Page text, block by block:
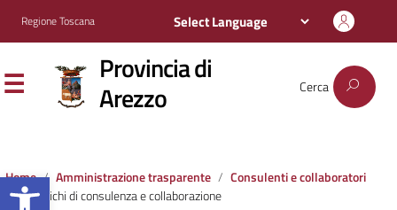
Apri la barra degli strumenti
Regione Toscana
Provincia di
Arezzo Cerca
Home Amministrazione trasparente
Consulenti e collaboratori
Incarichi di consulenza e collaborazione